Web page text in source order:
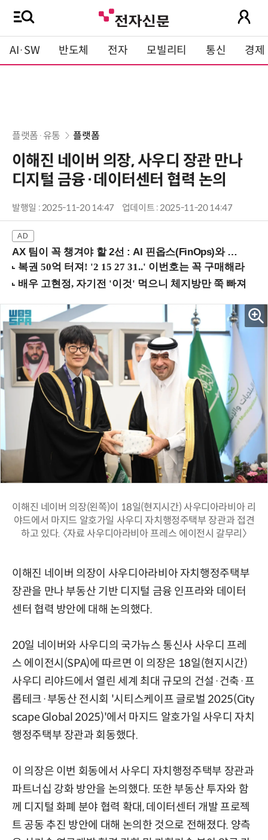
AI·SW 반도체 전자 모빌리티 통신 경제
플랫폼·유통 플랫폼
이해진 네이버 의장, 사우디 장관 만나
디지털 금융·데이터센터 협력 논의
발행일 : 2025-11-20 14:47 업데이트 : 2025-11-20 14:47
AX 팀이 꼭 챙겨야 할 2선 : AI 핀옵스(FinOps)와 토큰 거버넌스 (8/21 잠실역)
이해진 네이버 의장(왼쪽)이 18일(현지시간) 사우디아라비아 리
야드에서 마지드 알호가일 사우디 자치행정주택부 장관과 접견
하고 있다. 〈자료 사우디아라비아 프레스 에이전시 갈무리〉
이해진 네이버 의장이 사우디아라비아 자치행정주택부
장관을 만나 부동산 기반 디지털 금융 인프라와 데이터
센터 협력 방안에 대해 논의했다.
20일 네이버와 사우디의 국가뉴스 통신사 사우디 프레
스 에이전시(SPA)에 따르면 이 의장은 18일(현지시간)
사우디 리야드에서 열린 세계 최대 규모의 건설·건축·프
롭테크·부동산 전시회 '시티스케이프 글로벌 2025(City
scape Global 2025)'에서 마지드 알호가일 사우디 자치
행정주택부 장관과 회동했다.
이 의장은 이번 회동에서 사우디 자치행정주택부 장관과
파트너십 강화 방안을 논의했다. 또한 부동산 투자와 함
께 디지털 화폐 분야 협력 확대, 데이터센터 개발 프로젝
트 공동 추진 방안에 대해 논의한 것으로 전해졌다. 양측